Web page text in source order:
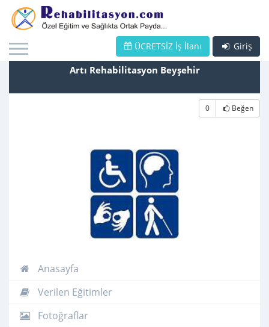
Giriş
ÜCRETSİZ İş İlanı
Artı Rehabilitasyon Beyşehir
0 Beğen
Anasayfa
Verilen Eğitimler
Fotoğraflar